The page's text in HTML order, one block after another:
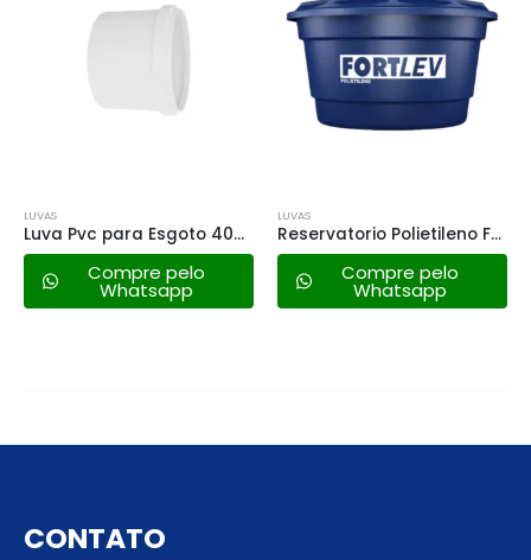
LUVAS
Luva Pvc para Esgoto 40mm
Compre pelo
Whatsapp
LUVAS
Reservatorio Polietileno Fortlev – 1000lt
Compre pelo
Whatsapp
CONTATO